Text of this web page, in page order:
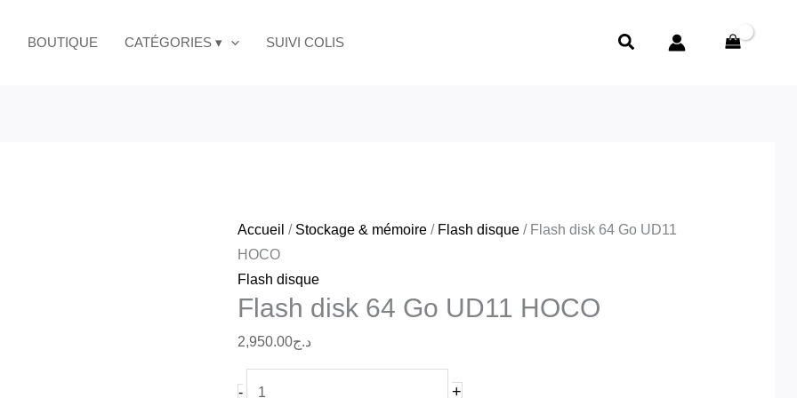
BOUTIQUE CATÉGORIES ▾ SUIVI COLIS Rechercher
Accueil / Stockage & mémoire / Flash disque / Flash disk 64 Go UD11
HOCO
Flash disque
Flash disk 64 Go UD11 HOCO
د.ج2,950.00
- +